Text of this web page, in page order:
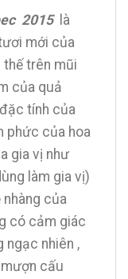
2015 là
mới của
trên mũi
của quả
tính của
phức của hoa
gia vị như
làm gia vị)
của
có cảm giác
ngạc nhiên ,
cấu